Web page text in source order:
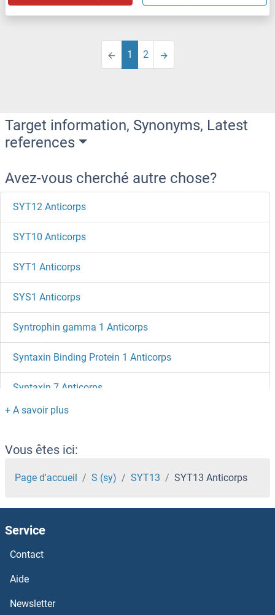
1 2
Target information, Synonyms, Latest
references
Avez-vous cherché autre chose?
SYT12 Anticorps
SYT10 Anticorps
SYT1 Anticorps
SYS1 Anticorps
Syntrophin gamma 1 Anticorps
Syntaxin Binding Protein 1 Anticorps
Syntaxin 7 Anticorps
Syntaxin 6 Anticorps
Syntaxin 5 Anticorps
Syntaxin 4 Anticorps
Syntaxin 1B Anticorps
Syntaxin 18 Anticorps
Syntaxin 16 Anticorps
Vous êtes ici:
Page d'accueil S (sy) SYT13 SYT13 Anticorps
Service
Contact
Aide
Newsletter